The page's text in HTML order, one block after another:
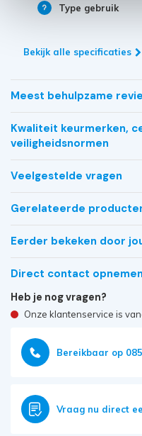
Type gebruik
Bekijk alle specificaties
Meest behulpzame
Kwaliteit keurmerken,
veiligheidsnormen
Veelgestelde vragen
Gerelateerde
Eerder bekeken door
Direct contact opnemen
Heb je nog vragen?
Onze klantenservice is
Bereikbaar op
Vraag nu direct